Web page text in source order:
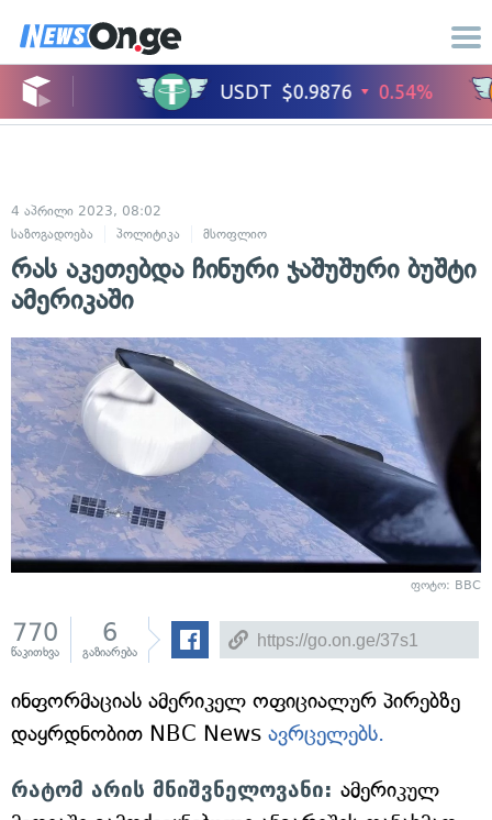
4 აპრილი 2023, 08:02
საზოგადოება
პოლიტიკა მსოფლიო
რას აკეთებდა ჩინური ჯაშუშური ბუშტი
ამერიკაში
ფოტო: BBC
770
წაკითხვა
6
გაზიარება
ინფორმაციას ამერიკელ ოფიციალურ პირებზე
დაყრდნობით NBC News ავრცელებს.
რატომ არის მნიშვნელოვანი: ამერიკულ